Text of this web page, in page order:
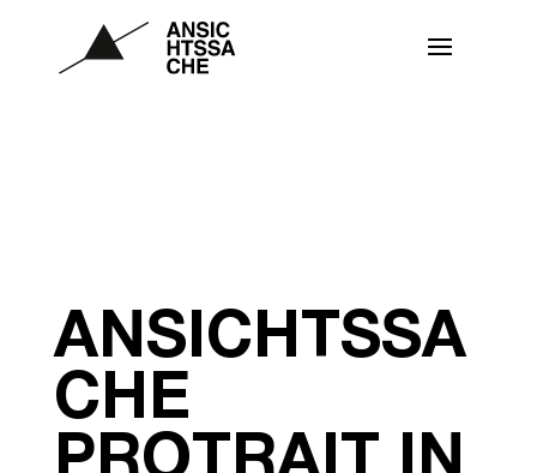
ANSICHTSSA
CHE